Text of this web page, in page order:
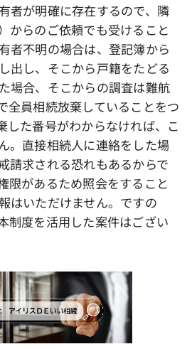
者が明確に存在するので、隣
からのご依頼でも受けること
者不明の場合は、登記簿から
出し、そこから戸籍をたどる
場合、そこからの調査は難航
全員相続放棄していることをつ
した番号がわからなければ、こ
。直接相続人に連絡をした場
請求される恐れもあるからで
限があるため照会をすること
はいただけません。ですの
制度を活用した案件はござい